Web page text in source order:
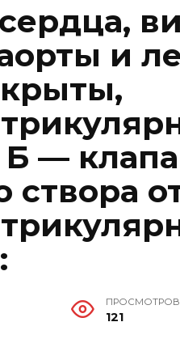
и
—
створа
ПРОСМОТРОВ
121